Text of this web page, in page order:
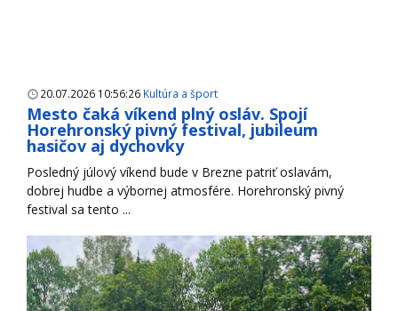
20.07.2026 10:56:26 Kultúra a šport
Mesto čaká víkend plný osláv. Spojí
Horehronský pivný festival, jubileum
hasičov aj dychovky
Posledný júlový víkend bude v Brezne patriť oslavám,
dobrej hudbe a výbornej atmosfére. Horehronský pivný
festival sa tento ...